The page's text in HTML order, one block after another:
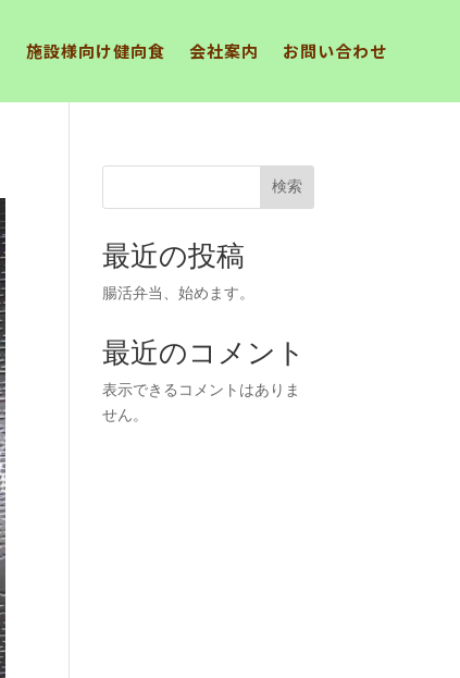
施設様向け健向食 会社案内 お問い合わせ
検索
最近の投稿
腸活弁当、始めます。
最近のコメント
表示できるコメントはありま
せん。